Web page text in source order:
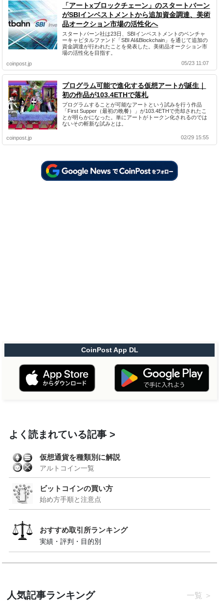
「アートxブロックチェーン」のスタートバーン
がSBIインベストメントから追加資金調達、美術
品オークション市場の活性化へ
スタートバーン社は23日、SBIインベストメントのベンチャ
ーキャピタルファンド「SBI AI&Blockchain」を通じて追加の
資金調達が行われたことを発表した。美術品オークション市
場の活性化を目指す。
coinpost.jp
05/23 11:07
プログラム可能で進化する仮想アートが誕生｜
初の作品が103.4ETHで落札
プログラムすることが可能なアートという試みを行う作品
「First Supper（最初の晩餐）」が103.4ETHで売却されたこ
とが明らかになった。単にアートがトークン化されるのでは
ないその斬新な試みとは。
coinpost.jp 02/29 15:55
CoinPost App DL
よく読まれている記事
仮想通貨を種類別に解説
アルトコイン一覧
ビットコインの買い方
始め方手順と注意点
おすすめ取引所ランキング
実績・評判・目的別
人気記事ランキング 一覧